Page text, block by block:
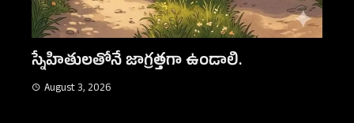
నిజమైన స్నేహం
August 3, 2026